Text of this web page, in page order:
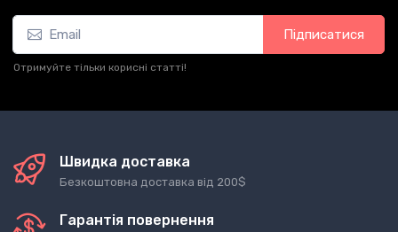
Підписатися
Отримуйте тільки корисні статті!
Швидка доставка
Безкоштовна доставка від 200$
Гарантія повернення